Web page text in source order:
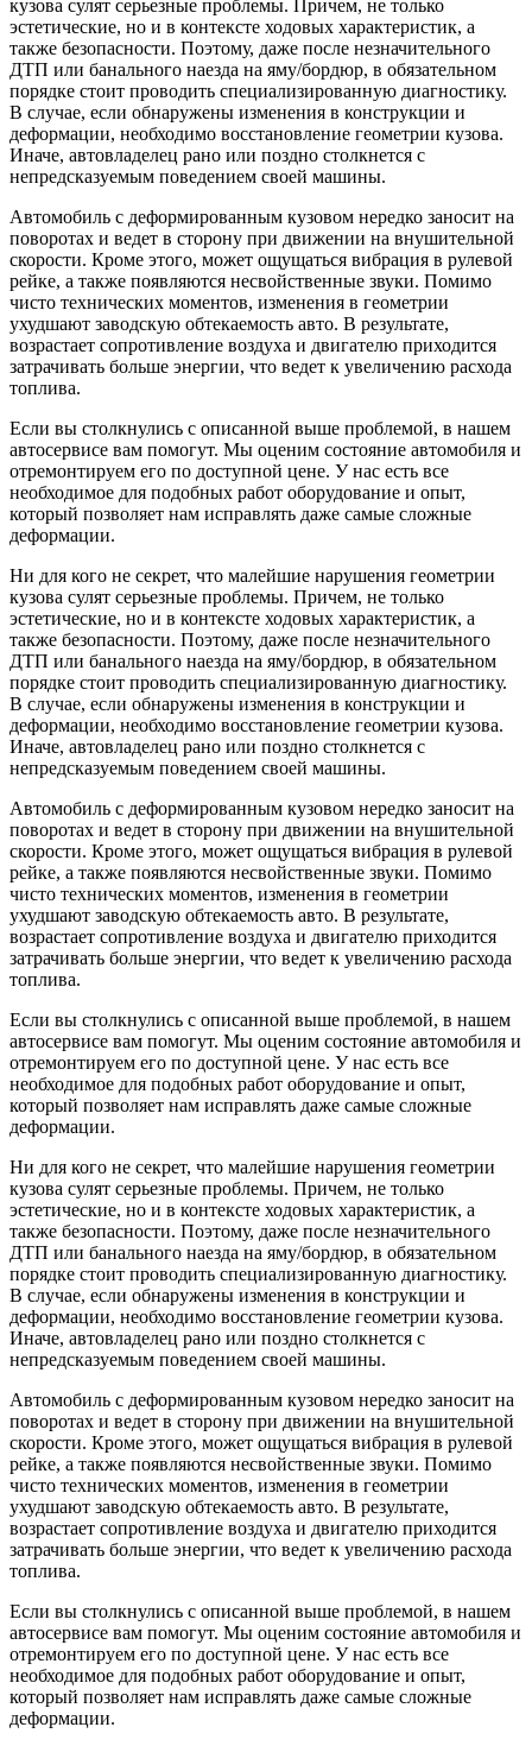
кузова сулят серьезные проблемы. Причем, не только
эстетические, но и в контексте ходовых характеристик, а
также безопасности. Поэтому, даже после незначительного
ДТП или банального наезда на яму/бордюр, в обязательном
порядке стоит проводить специализированную диагностику.
В случае, если обнаружены изменения в конструкции и
деформации, необходимо восстановление геометрии кузова.
Иначе, автовладелец рано или поздно столкнется с
непредсказуемым поведением своей машины.
Автомобиль с деформированным кузовом нередко заносит на
поворотах и ведет в сторону при движении на внушительной
скорости. Кроме этого, может ощущаться вибрация в рулевой
рейке, а также появляются несвойственные звуки. Помимо
чисто технических моментов, изменения в геометрии
ухудшают заводскую обтекаемость авто. В результате,
возрастает сопротивление воздуха и двигателю приходится
затрачивать больше энергии, что ведет к увеличению расхода
топлива.
Если вы столкнулись с описанной выше проблемой, в нашем
автосервисе вам помогут. Мы оценим состояние автомобиля и
отремонтируем его по доступной цене. У нас есть все
необходимое для подобных работ оборудование и опыт,
который позволяет нам исправлять даже самые сложные
деформации.
Ни для кого не секрет, что малейшие нарушения геометрии
кузова сулят серьезные проблемы. Причем, не только
эстетические, но и в контексте ходовых характеристик, а
также безопасности. Поэтому, даже после незначительного
ДТП или банального наезда на яму/бордюр, в обязательном
порядке стоит проводить специализированную диагностику.
В случае, если обнаружены изменения в конструкции и
деформации, необходимо восстановление геометрии кузова.
Иначе, автовладелец рано или поздно столкнется с
непредсказуемым поведением своей машины.
Автомобиль с деформированным кузовом нередко заносит на
поворотах и ведет в сторону при движении на внушительной
скорости. Кроме этого, может ощущаться вибрация в рулевой
рейке, а также появляются несвойственные звуки. Помимо
чисто технических моментов, изменения в геометрии
ухудшают заводскую обтекаемость авто. В результате,
возрастает сопротивление воздуха и двигателю приходится
затрачивать больше энергии, что ведет к увеличению расхода
топлива.
Если вы столкнулись с описанной выше проблемой, в нашем
автосервисе вам помогут. Мы оценим состояние автомобиля и
отремонтируем его по доступной цене. У нас есть все
необходимое для подобных работ оборудование и опыт,
который позволяет нам исправлять даже самые сложные
деформации.
Ни для кого не секрет, что малейшие нарушения геометрии
кузова сулят серьезные проблемы. Причем, не только
эстетические, но и в контексте ходовых характеристик, а
также безопасности. Поэтому, даже после незначительного
ДТП или банального наезда на яму/бордюр, в обязательном
порядке стоит проводить специализированную диагностику.
В случае, если обнаружены изменения в конструкции и
деформации, необходимо восстановление геометрии кузова.
Иначе, автовладелец рано или поздно столкнется с
непредсказуемым поведением своей машины.
Автомобиль с деформированным кузовом нередко заносит на
поворотах и ведет в сторону при движении на внушительной
скорости. Кроме этого, может ощущаться вибрация в рулевой
рейке, а также появляются несвойственные звуки. Помимо
чисто технических моментов, изменения в геометрии
ухудшают заводскую обтекаемость авто. В результате,
возрастает сопротивление воздуха и двигателю приходится
затрачивать больше энергии, что ведет к увеличению расхода
топлива.
Если вы столкнулись с описанной выше проблемой, в нашем
автосервисе вам помогут. Мы оценим состояние автомобиля и
отремонтируем его по доступной цене. У нас есть все
необходимое для подобных работ оборудование и опыт,
который позволяет нам исправлять даже самые сложные
деформации.